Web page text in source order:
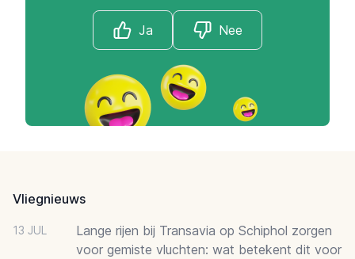
Ja Nee
Vliegnieuws
13 JUL
Lange rijen bij Transavia op Schiphol zorgen
voor gemiste vluchten: wat betekent dit voor